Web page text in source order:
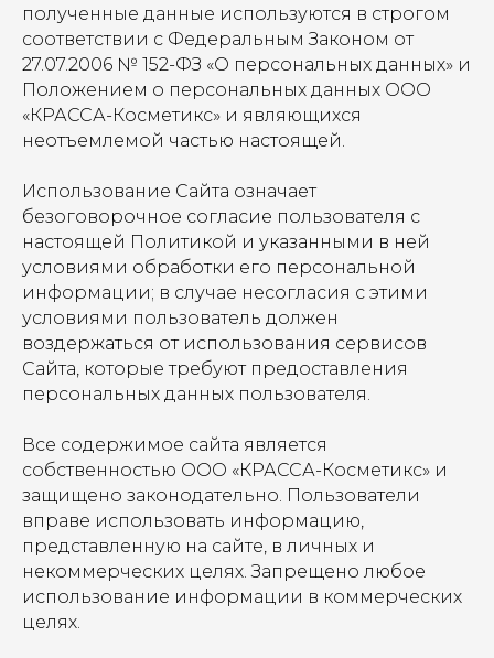
полученные данные используются в строгом
соответствии с Федеральным Законом от
27.07.2006 № 152-ФЗ «О персональных данных» и
Положением о персональных данных ООО
«КРАССА-Косметикс» и являющихся
неотъемлемой частью настоящей.
Использование Сайта означает
безоговорочное согласие пользователя с
настоящей Политикой и указанными в ней
условиями обработки его персональной
информации; в случае несогласия с этими
условиями пользователь должен
воздержаться от использования сервисов
Сайта, которые требуют предоставления
персональных данных пользователя.
Все содержимое сайта является
собственностью ООО «КРАССА-Косметикс» и
защищено законодательно. Пользователи
вправе использовать информацию,
представленную на сайте, в личных и
некоммерческих целях. Запрещено любое
использование информации в коммерческих
целях.